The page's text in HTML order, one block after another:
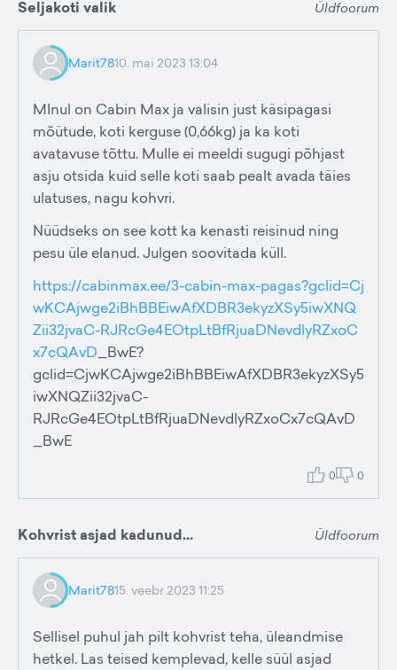
Seljakoti valik Üldfoorum
Marit7810. mai 2023 13:04
MInul on Cabin Max ja valisin just käsipagasi
mõütude, koti kerguse (0,66kg) ja ka koti
avatavuse tõttu. Mulle ei meeldi sugugi põhjast
asju otsida kuid selle koti saab pealt avada täies
ulatuses, nagu kohvri.
Nüüdseks on see kott ka kenasti reisinud ning
pesu üle elanud. Julgen soovitada küll.
https://cabinmax.ee/3-cabin-max-pagas?gclid=Cj
wKCAjwge2iBhBBEiwAfXDBR3ekyzXSy5iwXNQ
Zii32jvaC-RJRcGe4EOtpLtBfRjuaDNevdlyRZxoC
x7cQAvD _BwE?
gclid=CjwKCAjwge2iBhBBEiwAfXDBR3ekyzXSy5
iwXNQZii32jvaC-
RJRcGe4EOtpLtBfRjuaDNevdlyRZxoCx7cQAvD
_BwE
0 0
Kohvrist asjad kadunud... Üldfoorum
Marit7815. veebr 2023 11:25
Sellisel puhul jah pilt kohvrist teha, üleandmise
hetkel. Las teised kemplevad, kelle süül asjad